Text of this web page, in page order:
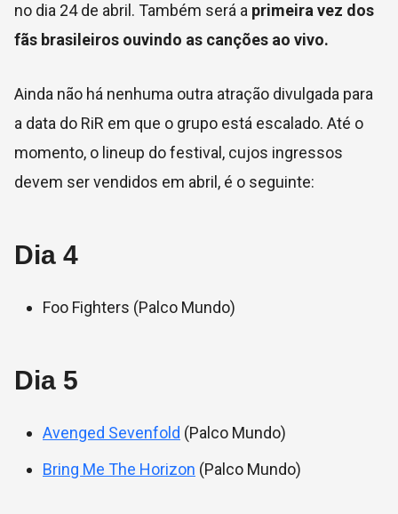
no dia 24 de abril. Também será a primeira vez dos
fãs brasileiros ouvindo as canções ao vivo.
Ainda não há nenhuma outra atração divulgada para
a data do RiR em que o grupo está escalado. Até o
momento, o lineup do festival, cujos ingressos
devem ser vendidos em abril, é o seguinte:
Dia 4
Foo Fighters (Palco Mundo)
Dia 5
Avenged Sevenfold (Palco Mundo)
Bring Me The Horizon (Palco Mundo)